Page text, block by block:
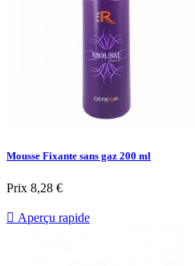
Mousse Fixante sans gaz 200 ml
Prix 8,28 €
 Aperçu rapide